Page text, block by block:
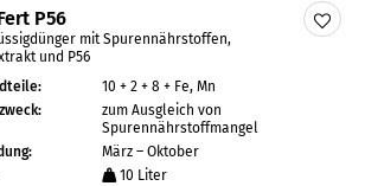
P56
mit Spurennährstoffen,
und P56
10 + 2 + 8 + Fe, Mn
zum Ausgleich von
Spurennährstoffmangel
März – Oktober
10 Liter